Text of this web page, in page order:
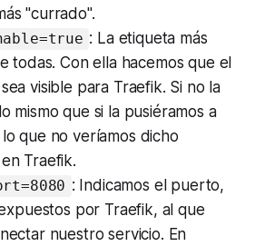
"currado".
: La etiqueta más
todas. Con ella hacemos que el
visible para Traefik. Si no la
mismo que si la pusiéramos a
que no veríamos dicho
Traefik.
: Indicamos el puerto,
por Traefik, al que
nuestro servicio. En